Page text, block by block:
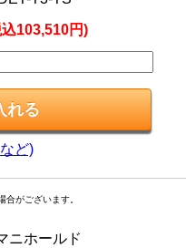
103,510円)
ど)
がございます。
ニホールド